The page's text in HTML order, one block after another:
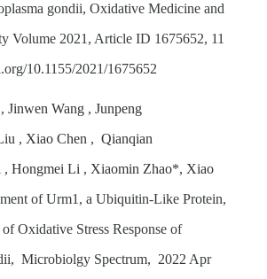
gondii, Oxidative Medicine and
Volume 2021, Article ID 1675652, 11
10.1155/2021/1675652
, Jinwen Wang, Junpeng
, Xiao Chen , Qianqian
, Hongmei Li , Xiaomin Zhao*, Xiao
of Urm1, a Ubiquitin-Like Protein,
Oxidative Stress Response of
Microbiolgy Spectrum, 2022 Apr